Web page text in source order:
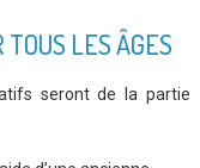
LES ÂGES
seront de la partie